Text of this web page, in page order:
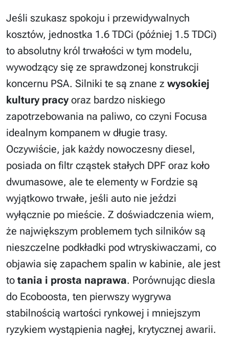
Jeśli szukasz spokoju i przewidywalnych
kosztów, jednostka 1.6 TDCi (później 1.5 TDCi)
to absolutny król trwałości w tym modelu,
wywodzący się ze sprawdzonej konstrukcji
koncernu PSA. Silniki te są znane z wysokiej
kultury pracy oraz bardzo niskiego
zapotrzebowania na paliwo, co czyni Focusa
idealnym kompanem w długie trasy.
Oczywiście, jak każdy nowoczesny diesel,
posiada on filtr cząstek stałych DPF oraz koło
dwumasowe, ale te elementy w Fordzie są
wyjątkowo trwałe, jeśli auto nie jeździ
wyłącznie po mieście. Z doświadczenia wiem,
że największym problemem tych silników są
nieszczelne podkładki pod wtryskiwaczami, co
objawia się zapachem spalin w kabinie, ale jest
to tania i prosta naprawa. Porównując diesla
do Ecoboosta, ten pierwszy wygrywa
stabilnością wartości rynkowej i mniejszym
ryzykiem wystąpienia nagłej, krytycznej awarii.